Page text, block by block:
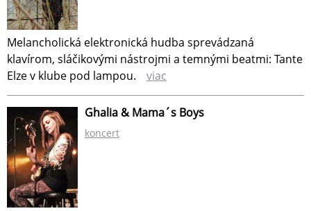
Melancholická elektronická hudba sprevádzaná
klavírom, sláčikovými nástrojmi a temnými beatmi: Tante
Elze v klube pod lampou.
viac
Ghalia & Mama´s Boys
koncert